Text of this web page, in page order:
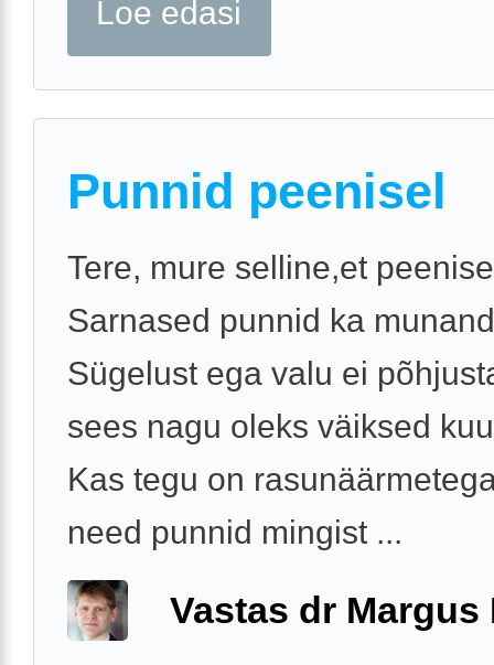
Loe edasi
Punnid peenisel
Tere, mure selline,et
Sarnased punnid ka
Sügelust ega valu ei
sees nagu oleks väiksed
Kas tegu on
need punnid mingist ...
Vastas dr Margus